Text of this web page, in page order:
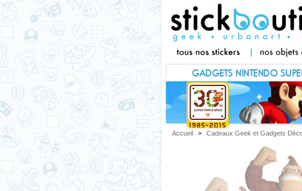
GADGETS NINTENDO
NINTENDO
Accueil > Cadeaux Geek et Gadgets